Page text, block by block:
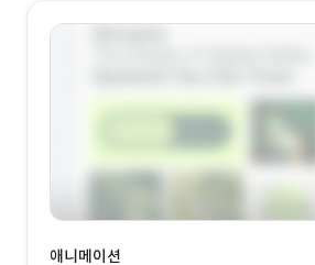
애니메이션